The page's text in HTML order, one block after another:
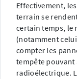
Effectivement,
terrain se
certain temps, le
(notamment
compter les
tempête pouvant
radioélectrique.